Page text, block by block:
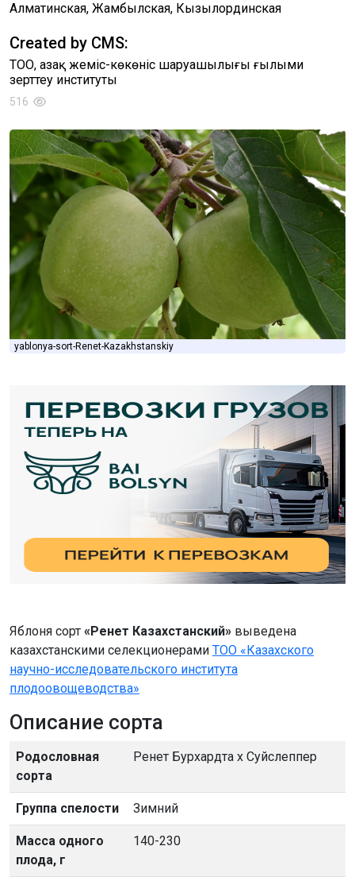
Алматинская, Жамбылская, Кызылординская
Created by CMS:
ТОО, Қазақ жеміс-көкөніс шаруашылығы ғылыми
зерттеу институты
516
yablonya-sort-Renet-Kazakhstanskiy
Яблоня сорт «Ренет Казахстанский» выведена
казахстанскими селекционерами ТОО «Казахского
научно-исследовательского института
плодоовощеводства»
Описание сорта
Родословная
сорта
Ренет Бурхардта х Суйслеппер
Группа спелости Зимний
Масса одного
плода, г
140-230